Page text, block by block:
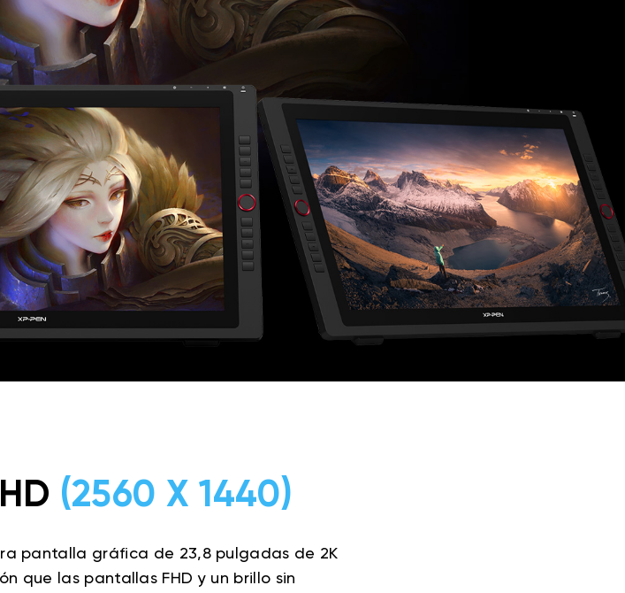
(2560 X 1440)
pantalla gráfica de 23,8 pulgadas de 2K
que las pantallas FHD y un brillo sin